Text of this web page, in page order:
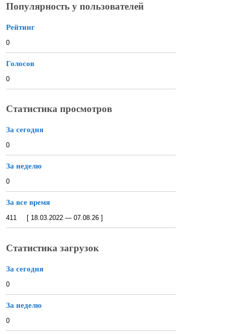
Популярность у пользователей
Рейтинг
0
Голосов
0
Статистика просмотров
За сегодня
0
За неделю
0
За все время
411 [ 18.03.2022 — 07.08.26 ]
Статистика загрузок
За сегодня
0
За неделю
0